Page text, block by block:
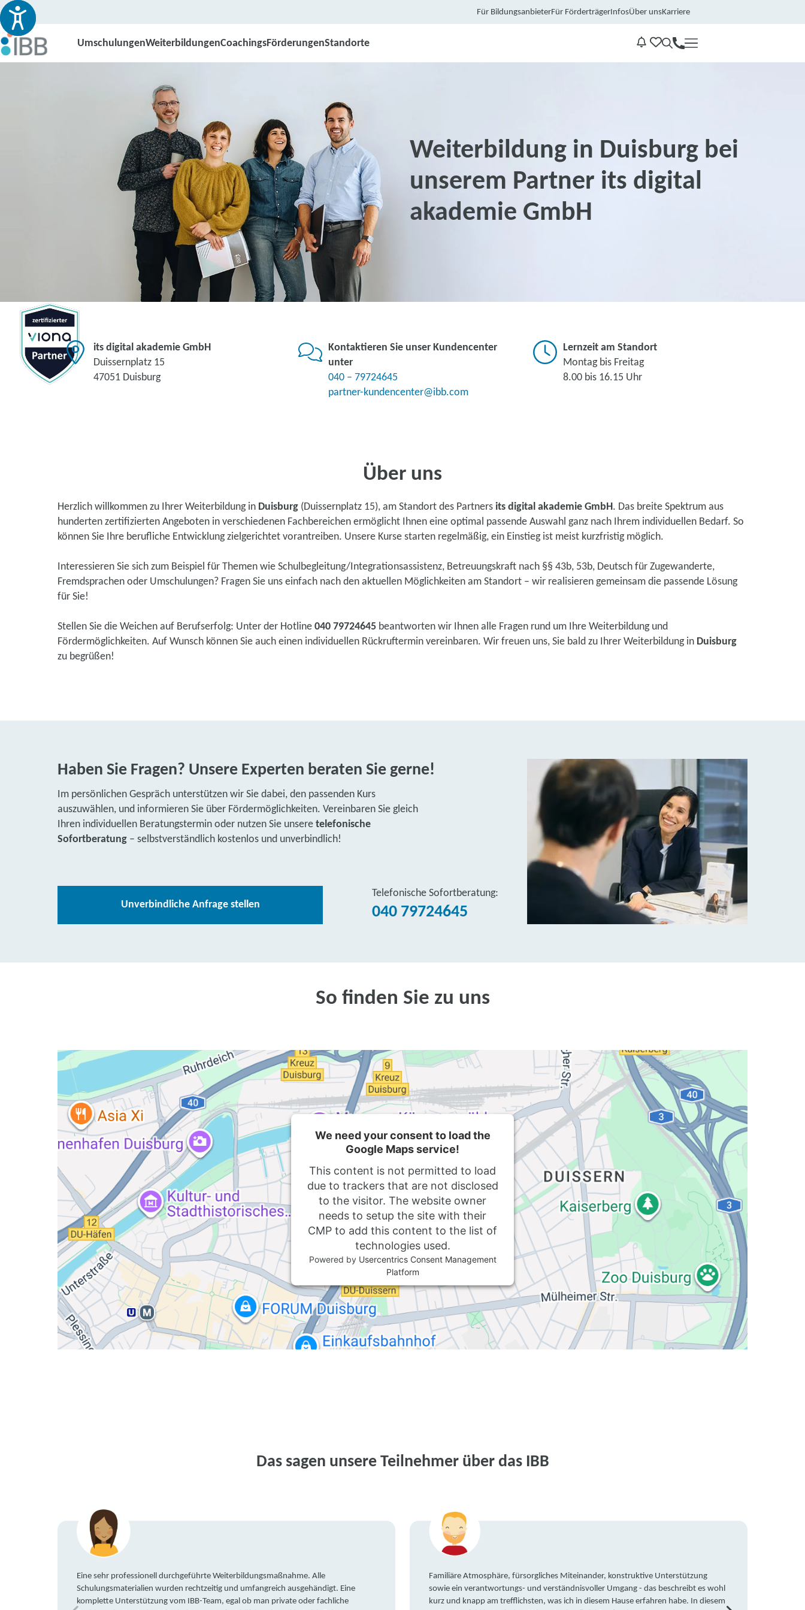
Für BildungsanbieterFür FörderträgerInfosÜber unsKarriere
UmschulungenWeiterbildungenCoachingsFörderungenStandorte
Kontakt
Weiterbildung in Duisburg bei
unserem Partner its digital
akademie GmbH
its digital akademie GmbH
Duissernplatz 15
47051 Duisburg
Kontaktieren Sie unser Kundencenter
unter
040 – 79724645
partner-kundencenter@ibb.com
Lernzeit am Standort
Montag bis Freitag
8.00 bis 16.15 Uhr
Über uns
Herzlich willkommen zu Ihrer Weiterbildung in Duisburg (Duissernplatz 15), am Standort des Partners its digital akademie GmbH. Das breite Spektrum aus
hunderten zertifizierten Angeboten in verschiedenen Fachbereichen ermöglicht Ihnen eine optimal passende Auswahl ganz nach Ihrem individuellen Bedarf. So
können Sie Ihre berufliche Entwicklung zielgerichtet vorantreiben. Unsere Kurse starten regelmäßig, ein Einstieg ist meist kurzfristig möglich.
Interessieren Sie sich zum Beispiel für Themen wie Schulbegleitung/Integrationsassistenz, Betreuungskraft nach §§ 43b, 53b, Deutsch für Zugewanderte,
Fremdsprachen oder Umschulungen? Fragen Sie uns einfach nach den aktuellen Möglichkeiten am Standort – wir realisieren gemeinsam die passende Lösung
für Sie!
Stellen Sie die Weichen auf Berufserfolg: Unter der Hotline 040 79724645 beantworten wir Ihnen alle Fragen rund um Ihre Weiterbildung und
Fördermöglichkeiten. Auf Wunsch können Sie auch einen individuellen Rückruftermin vereinbaren. Wir freuen uns, Sie bald zu Ihrer Weiterbildung in Duisburg
zu begrüßen!
Haben Sie Fragen? Unsere Experten beraten Sie gerne!
Im persönlichen Gespräch unterstützen wir Sie dabei, den passenden Kurs
auszuwählen, und informieren Sie über Fördermöglichkeiten. Vereinbaren Sie gleich
Ihren individuellen Beratungstermin oder nutzen Sie unsere telefonische
Sofortberatung – selbstverständlich kostenlos und unverbindlich!
Unverbindliche Anfrage stellen
Telefonische Sofortberatung:
040 79724645
So finden Sie zu uns
We need your consent to load the
Google Maps service!
This content is not permitted to load
due to trackers that are not disclosed
to the visitor. The website owner
needs to setup the site with their
CMP to add this content to the list of
technologies used.
Powered by Usercentrics Consent Management
Platform
Das sagen unsere Teilnehmer über das IBB
Eine sehr professionell durchgeführte Weiterbildungsmaßnahme. Alle
Schulungsmaterialien wurden rechtzeitig und umfangreich ausgehändigt. Eine
komplette Unterstützung vom IBB-Team, egal ob man private oder fachliche
Familiäre Atmosphäre, fürsorgliches Miteinander, konstruktive Unterstützung
sowie ein verantwortungs- und verständnisvoller Umgang - das beschreibt es wohl
kurz und knapp am trefflichsten, was ich in diesem Hause erfahren habe. In diesem